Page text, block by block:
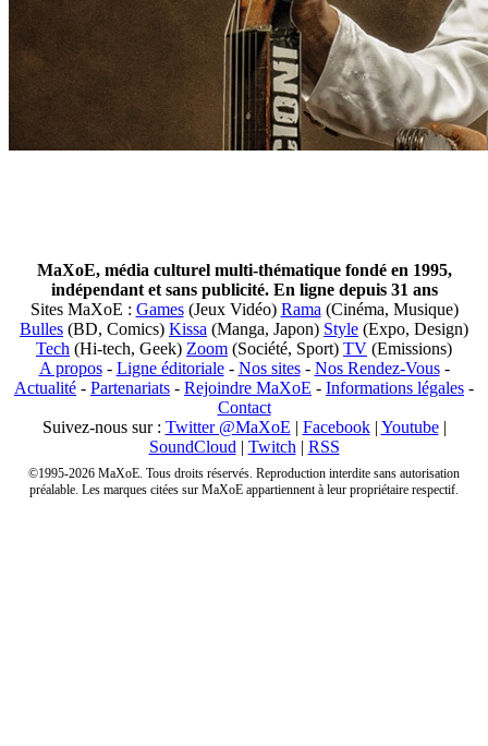
MaXoE, média culturel multi-thématique fondé en 1995,
indépendant et sans publicité. En ligne depuis 31 ans
Sites MaXoE : Games(Jeux Vidéo) Rama (Cinéma, Musique)
Bulles (BD, Comics) Kissa (Manga, Japon) Style (Expo, Design)
Tech (Hi-tech, Geek) Zoom (Société, Sport) TV (Emissions)
A propos- Ligne éditoriale- Nos sites- Nos Rendez-Vous-
Actualité - Partenariats - Rejoindre MaXoE - Informations légales -
Contact
Suivez-nous sur : Twitter @MaXoE | Facebook| Youtube|
SoundCloud | Twitch | RSS
©1995-2026 MaXoE. Tous droits réservés. Reproduction interdite sans autorisation
préalable. Les marques citées sur MaXoE appartiennent à leur propriétaire respectif.